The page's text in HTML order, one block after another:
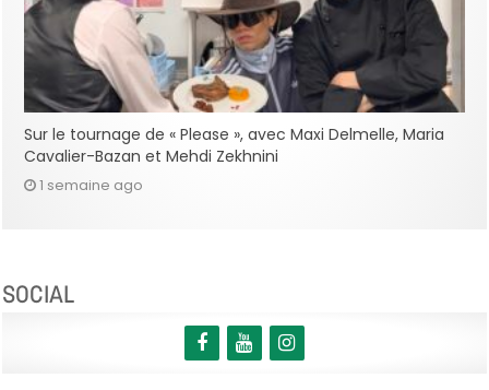
Sur le tournage de « Please », avec Maxi Delmelle, Maria
Cavalier-Bazan et Mehdi Zekhnini
1 semaine ago
SOCIAL